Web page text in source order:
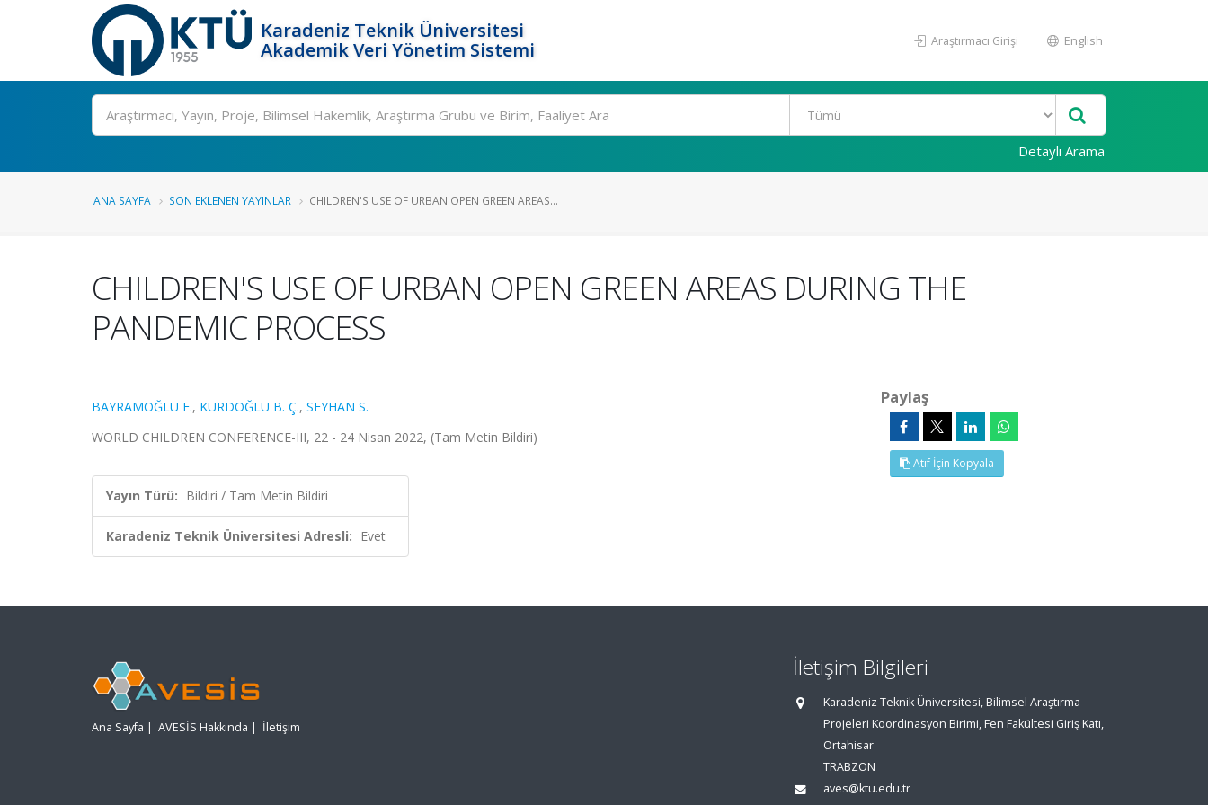
Karadeniz Teknik Üniversitesi
Akademik Veri Yönetim Sistemi
Araştırmacı Girişi English
Ara
Detaylı Arama
ANA SAYFA SON EKLENEN YAYINLAR CHILDREN'S USE OF URBAN OPEN GREEN AREAS...
CHILDREN'S USE OF URBAN OPEN GREEN AREAS DURING THE
PANDEMIC PROCESS
BAYRAMOĞLU E., KURDOĞLU B. Ç., SEYHAN S.
WORLD CHILDREN CONFERENCE-III, 22 - 24 Nisan 2022, (Tam Metin Bildiri)
Yayın Türü: Bildiri / Tam Metin Bildiri
Karadeniz Teknik Üniversitesi Adresli: Evet
Paylaş
Atıf İçin Kopyala
Ana Sayfa | AVESİS Hakkında | İletişim
İletişim Bilgileri
Karadeniz Teknik Üniversitesi, Bilimsel Araştırma
Projeleri Koordinasyon Birimi, Fen Fakültesi Giriş Katı,
Ortahisar
TRABZON
aves@ktu.edu.tr